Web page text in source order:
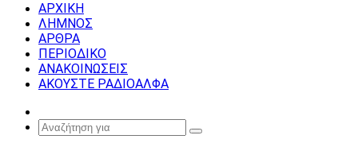
ΑΡΧΙΚΗ
ΛΗΜΝΟΣ
ΑΡΘΡΑ
ΠΕΡΙΟΔΙΚΟ
ΑΝΑΚΟΙΝΩΣΕΙΣ
ΑΚΟΥΣΤΕ ΡΑΔΙΟΑΛΦΑ
Article
Αναζήτηση